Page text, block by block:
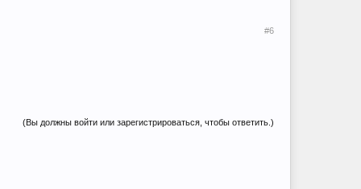
#6
(Вы должны войти или зарегистрироваться, чтобы ответить.)